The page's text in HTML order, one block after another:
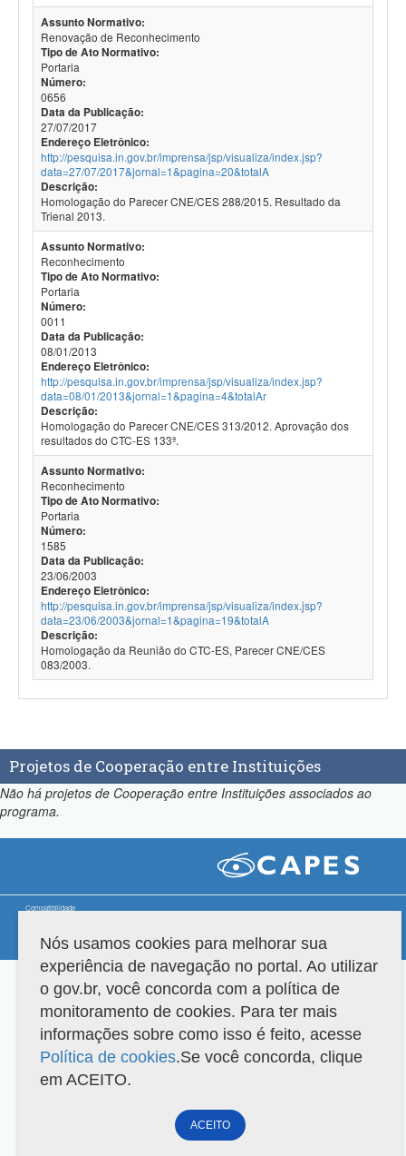
Assunto Normativo:
Renovação de Reconhecimento
Tipo de Ato Normativo:
Portaria
Número:
0656
Data da Publicação:
27/07/2017
Endereço Eletrônico:
http://pesquisa.in.gov.br/imprensa/jsp/visualiza/index.jsp?
data=27/07/2017&jornal=1&pagina=20&totalA
Descrição:
Homologação do Parecer CNE/CES 288/2015. Resultado da
Trienal 2013.
Assunto Normativo:
Reconhecimento
Tipo de Ato Normativo:
Portaria
Número:
0011
Data da Publicação:
08/01/2013
Endereço Eletrônico:
http://pesquisa.in.gov.br/imprensa/jsp/visualiza/index.jsp?
data=08/01/2013&jornal=1&pagina=4&totalAr
Descrição:
Homologação do Parecer CNE/CES 313/2012. Aprovação dos
resultados do CTC-ES 133ª.
Assunto Normativo:
Reconhecimento
Tipo de Ato Normativo:
Portaria
Número:
1585
Data da Publicação:
23/06/2003
Endereço Eletrônico:
http://pesquisa.in.gov.br/imprensa/jsp/visualiza/index.jsp?
data=23/06/2003&jornal=1&pagina=19&totalA
Descrição:
Homologação da Reunião do CTC-ES, Parecer CNE/CES
083/2003.
Projetos de Cooperação entre Instituições
Não há projetos de Cooperação entre Instituições associados ao
programa.
Compatibilidade
Versão do sistema: 3.88.9 Copyright 2022 Capes. Todos os direitos reservados.
Nós usamos cookies para melhorar sua
experiência de navegação no portal. Ao utilizar
o gov.br, você concorda com a política de
monitoramento de cookies. Para ter mais
informações sobre como isso é feito, acesse
Política de cookies.Se você concorda, clique
em ACEITO.
ACEITO